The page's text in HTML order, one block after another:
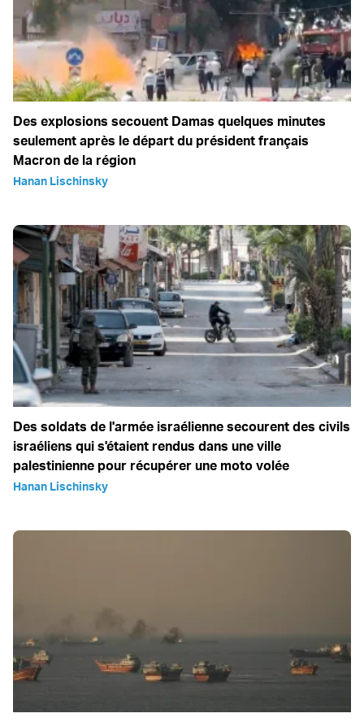
Des explosions secouent Damas quelques minutes
seulement après le départ du président français
Macron de la région
Hanan Lischinsky
Des soldats de l'armée israélienne secourent des civils
israéliens qui s'étaient rendus dans une ville
palestinienne pour récupérer une moto volée
Hanan Lischinsky